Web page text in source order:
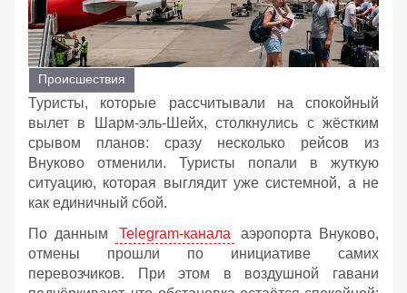
Происшествия
Туристы, которые рассчитывали на спокойный
вылет в Шарм‑эль‑Шейх, столкнулись с жёстким
срывом планов: сразу несколько рейсов из
Внуково отменили. Туристы попали в жуткую
ситуацию, которая выглядит уже системной, а не
как единичный сбой.
По данным
Telegram‑канала
аэропорта Внуково,
отмены прошли по инициативе самих
перевозчиков. При этом в воздушной гавани